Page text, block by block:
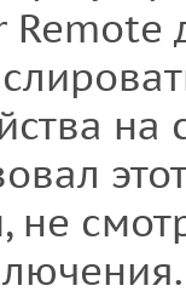
Remote
на
не